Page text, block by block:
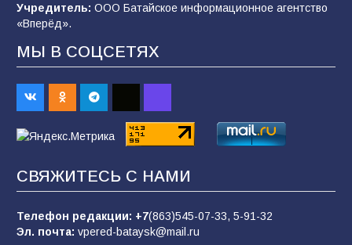
103 06.08.2026
В детском саду № 35 дети освоили
строительные профессии в ходе
спортивного праздника
07.08.2026
«Слухами Москву не возьмёшь»: почему
заявления Киева о мобилизации — это
отчаяние, а не разведка
83 02.08.2026
Учредитель: ООО Батайское информационное агентство
«Вперёд».
МЫ В СОЦСЕТЯХ
СВЯЖИТЕСЬ С НАМИ
Телефон редакции: +7(863)545-07-33, 5-91-32
Эл. почта: vpered-bataysk@mail.ru